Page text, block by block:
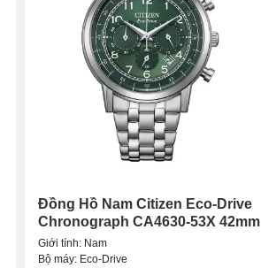
Đồng Hồ Nam Citizen Eco-Drive
Chronograph CA4630-53X 42mm
Giới tính: Nam
Bộ máy: Eco-Drive